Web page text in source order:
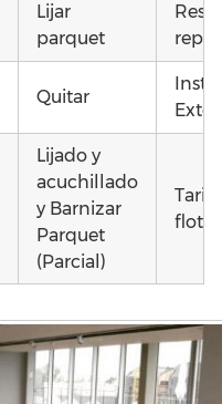
Lijar
parquet
Quitar
Lijado y
acuchillado
y Barnizar
Parquet
(Parcial)
Poner
parquet o
Tarima